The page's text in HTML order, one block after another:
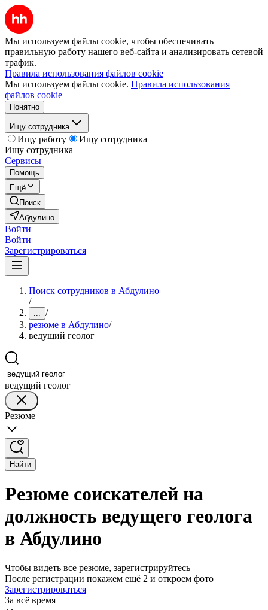
Мы используем файлы cookie, чтобы обеспечивать
правильную работу нашего веб-сайта и анализировать сетевой
трафик.
Правила использования файлов cookie
Мы используем файлы cookie. Правила использования
файлов cookie
Понятно
Ищу сотрудника
Ищу работу
Ищу сотрудника
Ищу сотрудника
Сервисы
Помощь
Ещё
Поиск
Абдулино
Войти
Войти
Зарегистрироваться
Поиск сотрудников в Абдулино
/
... /
резюме в Абдулино/
ведущий геолог
ведущий геолог
Резюме
Найти
Резюме соискателей на
должность ведущего геолога
в Абдулино
Чтобы видеть все резюме, зарегистрируйтесь
После регистрации покажем ещё 2 и откроем фото
Зарегистрироваться
За всё время